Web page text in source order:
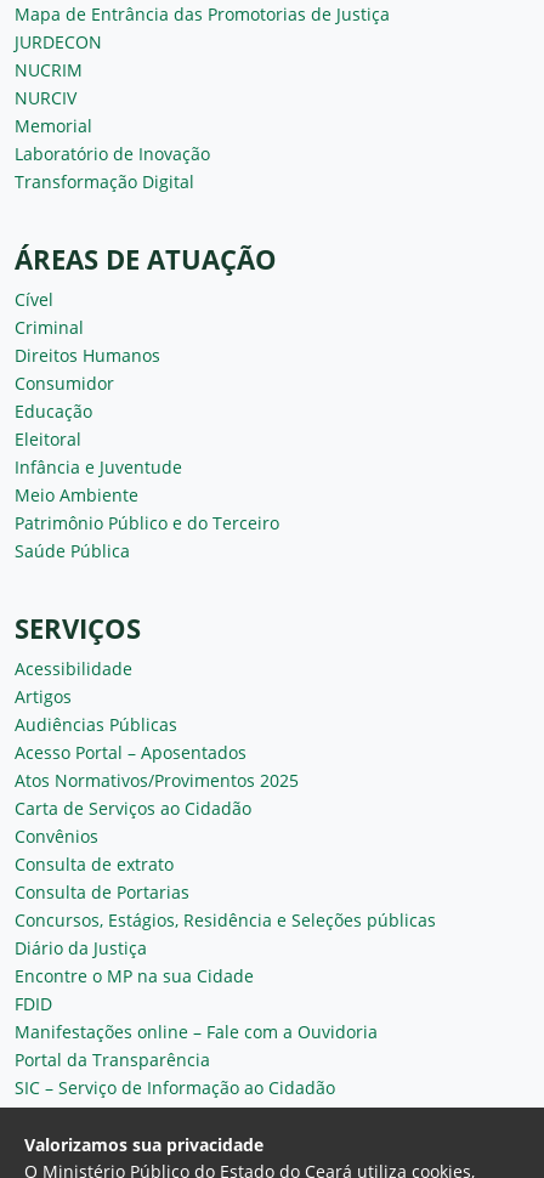
Mapa de Entrância das Promotorias de Justiça
JURDECON
NUCRIM
NURCIV
Memorial
Laboratório de Inovação
Transformação Digital
ÁREAS DE ATUAÇÃO
Cível
Criminal
Direitos Humanos
Consumidor
Educação
Eleitoral
Infância e Juventude
Meio Ambiente
Patrimônio Público e do Terceiro
Saúde Pública
SERVIÇOS
Acessibilidade
Artigos
Audiências Públicas
Acesso Portal – Aposentados
Atos Normativos/Provimentos 2025
Carta de Serviços ao Cidadão
Convênios
Consulta de extrato
Consulta de Portarias
Concursos, Estágios, Residência e Seleções públicas
Diário da Justiça
Encontre o MP na sua Cidade
FDID
Manifestações online – Fale com a Ouvidoria
Portal da Transparência
SIC – Serviço de Informação ao Cidadão
Plantão MP do Ceará
Secretaria Geral
Valorizamos sua privacidade
O Ministério Público do Estado do Ceará utiliza cookies,